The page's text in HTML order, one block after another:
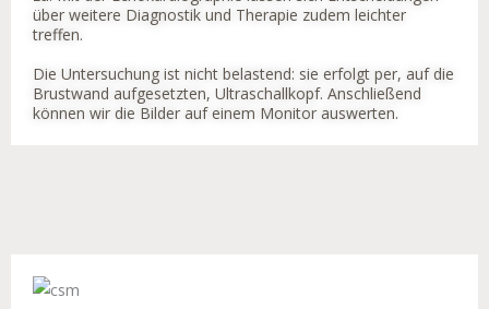
über weitere Diagnostik und Therapie zudem leichter
treffen.
Die Untersuchung ist nicht belastend: sie erfolgt per, auf die
Brustwand aufgesetzten, Ultraschallkopf. Anschließend
können wir die Bilder auf einem Monitor auswerten.